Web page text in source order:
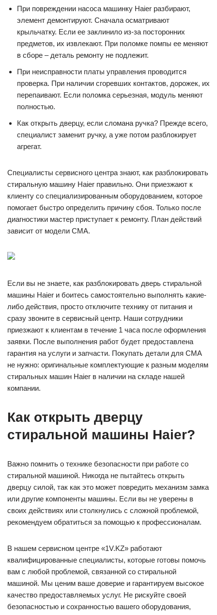
При повреждении насоса машинку Haier разбирают,
элемент демонтируют. Сначала осматривают
крыльчатку. Если ее заклинило из-за посторонних
предметов, их извлекают. При поломке помпы ее меняют
в сборе – деталь ремонту не подлежит.
При неисправности платы управления проводится
проверка. При наличии сгоревших контактов, дорожек, их
перепаивают. Если поломка серьезная, модуль меняют
полностью.
Как открыть дверцу, если сломана ручка? Прежде всего,
специалист заменит ручку, а уже потом разблокирует
агрегат.
Специалисты сервисного центра знают, как разблокировать
стиральную машину Haier правильно. Они приезжают к
клиенту со специализированным оборудованием, которое
помогает быстро определить причину сбоя. Только после
диагностики мастер приступает к ремонту. План действий
зависит от модели СМА.
Если вы не знаете, как разблокировать дверь стиральной
машины Haier и боитесь самостоятельно выполнять какие-
либо действия, просто отключите технику от питания и
сразу звоните в сервисный центр. Наши сотрудники
приезжают к клиентам в течение 1 часа после оформления
заявки. После выполнения работ будет предоставлена
гарантия на услуги и запчасти. Покупать детали для СМА
не нужно: оригинальные комплектующие к разным моделям
стиральных машин Haier в наличии на складе нашей
компании.
Как открыть дверцу
стиральной машины Haier?
Важно помнить о технике безопасности при работе со
стиральной машиной. Никогда не пытайтесь открыть
дверцу силой, так как это может повредить механизм замка
или другие компоненты машины. Если вы не уверены в
своих действиях или столкнулись с сложной проблемой,
рекомендуем обратиться за помощью к профессионалам.
В нашем сервисном центре «1V.KZ» работают
квалифицированные специалисты, которые готовы помочь
вам с любой проблемой, связанной со стиральной
машиной. Мы ценим ваше доверие и гарантируем высокое
качество предоставляемых услуг. Не рискуйте своей
безопасностью и сохранностью вашего оборудования,